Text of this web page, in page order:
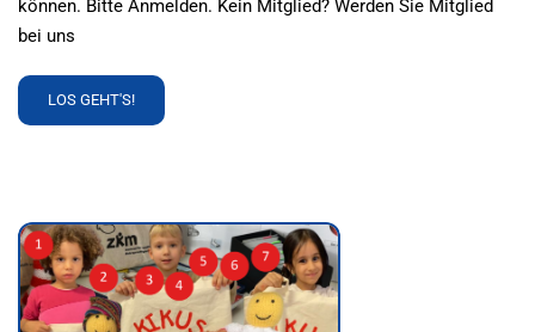
können. Bitte Anmelden. Kein Mitglied? Werden Sie Mitglied
bei uns
READ
MORE
MEER
LOS GEHT'S!